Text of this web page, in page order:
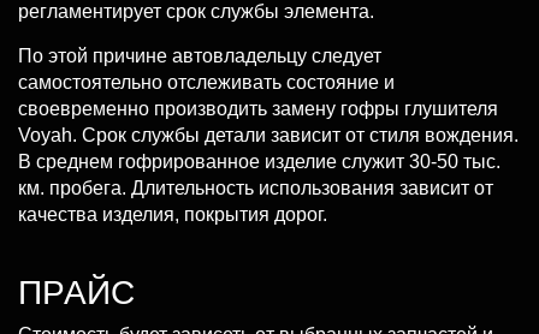
регламентирует срок службы элемента.
По этой причине автовладельцу следует
самостоятельно отслеживать состояние и
своевременно производить замену гофры глушителя
Voyah. Срок службы детали зависит от стиля вождения.
В среднем гофрированное изделие служит 30-50 тыс.
км. пробега. Длительность использования зависит от
качества изделия, покрытия дорог.
ПРАЙС